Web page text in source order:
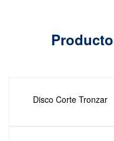
Disco Corte Tronzar